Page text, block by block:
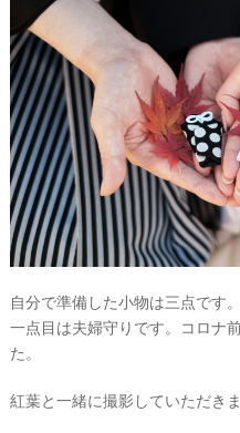
自分で準備した小物は三点です。
一点目は夫婦守りです。コロナ
た。
紅葉と一緒に撮影していただきま